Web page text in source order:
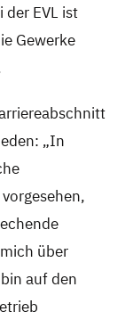
EVL ist
Gewerke
„In
über
auf den